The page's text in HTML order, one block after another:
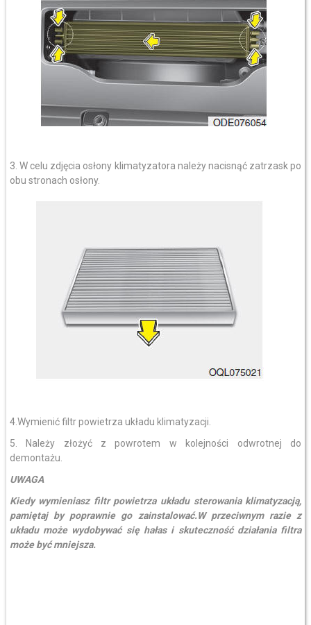
3. W celu zdjęcia osłony klimatyzatora należy nacisnąć zatrzask po
obu stronach osłony.
4.Wymienić filtr powietrza układu klimatyzacji.
5. Należy złożyć z powrotem w kolejności odwrotnej do
demontażu.
UWAGA
Kiedy wymieniasz filtr powietrza układu sterowania klimatyzacją,
pamiętaj by poprawnie go zainstalować.W przeciwnym razie z
układu może wydobywać się hałas i skuteczność działania filtra
może być mniejsza.